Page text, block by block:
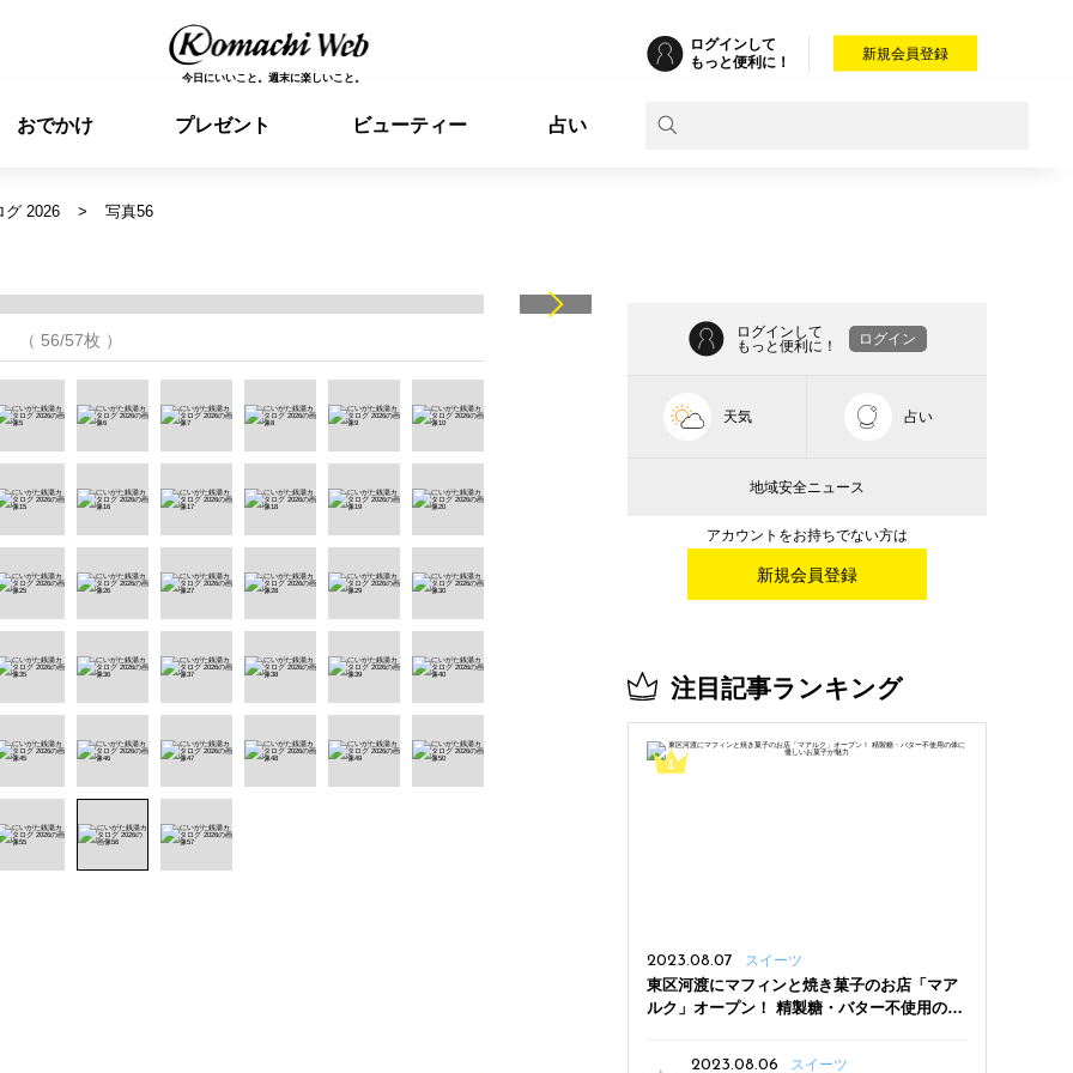
今日にいいこと。週末に楽しいこと。
ログインして
もっと便利に！
新規会員登録
おでかけ プレゼント ビューティー 占い
グ 2026 写真56
（ 56/57枚 ）
ログインして
もっと便利に！
ログイン
天気 占い
地域安全ニュース
アカウントをお持ちでない方は
新規会員登録
注目記事ランキング
2023.08.07 スイーツ
東区河渡にマフィンと焼き菓子のお店「マア
ルク」オープン！ 精製糖・バター不使用の体
2023.08.06
スイーツ